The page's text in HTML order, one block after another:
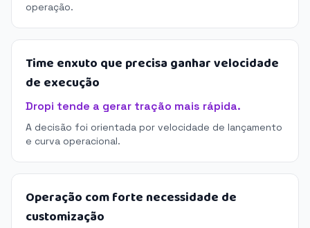
operação.
Time enxuto que precisa ganhar velocidade
de execução
Dropi tende a gerar tração mais rápida.
A decisão foi orientada por velocidade de lançamento
e curva operacional.
Operação com forte necessidade de
customização